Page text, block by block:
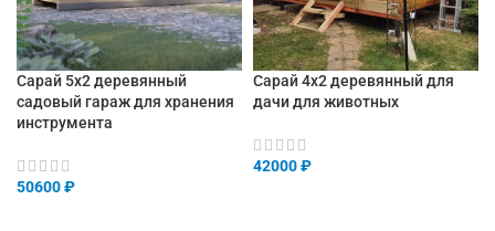
Сарай 5х2 деревянный
садовый гараж для хранения
инструмента
50600₽
Сарай 4х2 деревянный для
дачи для животных
42000₽